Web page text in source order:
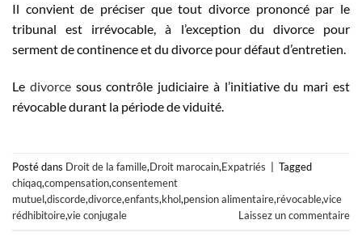
Il convient de préciser que tout divorce prononcé par le
tribunal est irrévocable, à l’exception du divorce pour
serment de continence et du divorce pour défaut d’entretien.
Le divorcesous contrôle judiciaire à l’initiative du mari est
révocable durant la période de viduité.
Posté dans Droit de la famille,Droit marocain,Expatriés
Tagged
chiqaq,compensation,consentement
mutuel,discorde,divorce,enfants,khol,pension alimentaire,révocable,vice
rédhibitoire,vie conjugale Laissez un commentaire